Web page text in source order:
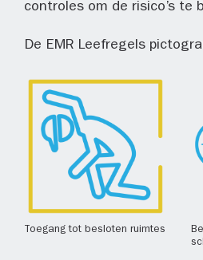
controles om de risico’s te
De EMR Leefregels
Toegang tot besloten ruimtes